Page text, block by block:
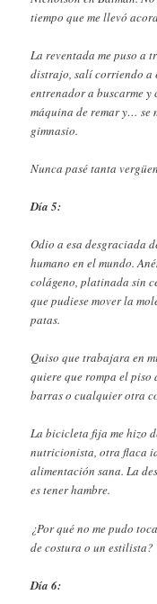
tiempo que me llevó
La reventada me puso a
distrajo, salí corriendo a
entrenador a buscarme
máquina de remar y… se
gimnasio.
Nunca pasé tanta
Día 5:
Odio a esa desgraciada
humano en el mundo.
colágeno, platinada sin
que pudiese mover la
patas.
Quiso que trabajara en
quiere que rompa el piso
barras o cualquier otra
La bicicleta fija me hizo
nutricionista, otra flaca
alimentación sana. La
es tener hambre.
¿Por qué no me pudo
de costura o un estilista?
Día 6: